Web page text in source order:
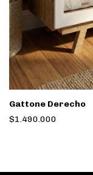
Gattone Derecho
$1.490.000